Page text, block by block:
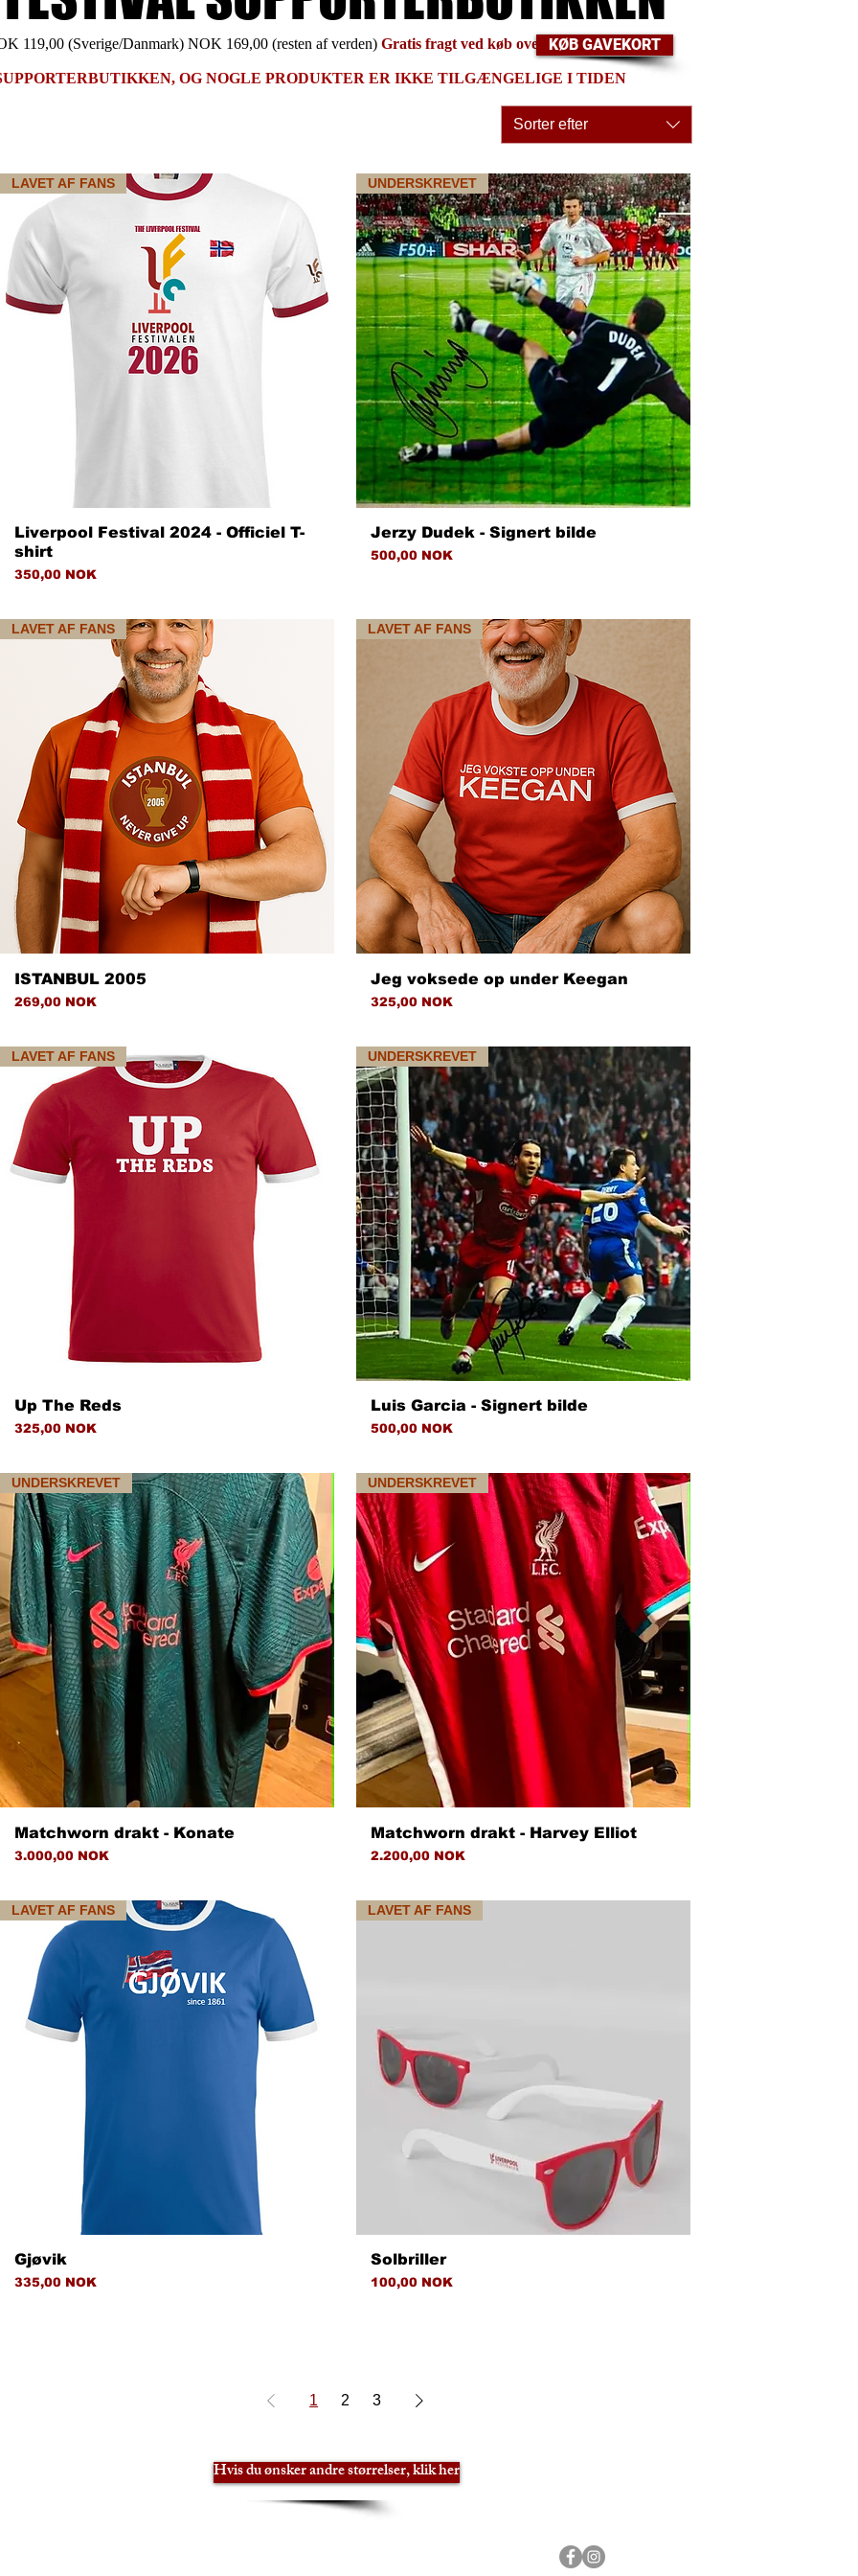
119,00 (Sverige/Danmark) NOK 169,00 (resten af verden) Gratis fragt ved køb over NOK 750,00
OG NOGLE PRODUKTER ER IKKE TILGÆNGELIGE I TIDEN
KØB GAVEKORT
Sorter efter
Hurtigvisning
LAVET AF FANS
Liverpool Festival 2024 - Officiel T-
shirt
Pris
350,00 NOK
Hurtigvisning
UNDERSKREVET
Jerzy Dudek - Signert bilde
Pris
500,00 NOK
Hurtigvisning
LAVET AF FANS
ISTANBUL 2005
Pris
269,00 NOK
Hurtigvisning
LAVET AF FANS
Jeg voksede op under Keegan
Pris
325,00 NOK
LAVET AF FANS
Up The Reds
Pris
325,00 NOK
Hurtigvisning
UNDERSKREVET
Luis Garcia - Signert bilde
Pris
500,00 NOK
Hurtigvisning
UNDERSKREVET
Matchworn drakt - Konate
Pris
3.000,00 NOK
Hurtigvisning
UNDERSKREVET
Matchworn drakt - Harvey Elliot
Pris
2.200,00 NOK
LAVET AF FANS
Gjøvik
Pris
335,00 NOK
LAVET AF FANS
Solbriller
Pris
100,00 NOK
1 2 3
Hvis du ønsker andre størrelser, klik her